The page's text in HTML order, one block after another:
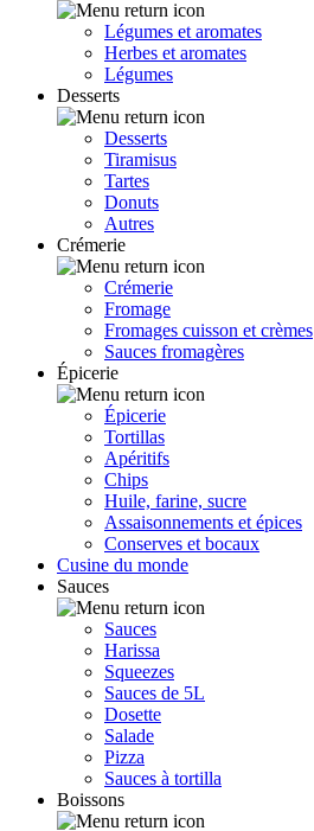
Légumes et aromates
Herbes et aromates
Légumes
Desserts
Desserts
Tiramisus
Tartes
Donuts
Autres
Crémerie
Crémerie
Fromage
Fromages cuisson et crèmes
Sauces fromagères
Épicerie
Épicerie
Tortillas
Apéritifs
Chips
Huile, farine, sucre
Assaisonnements et épices
Conserves et bocaux
Cusine du monde
Sauces
Sauces
Harissa
Squeezes
Sauces de 5L
Dosette
Salade
Pizza
Sauces à tortilla
Boissons